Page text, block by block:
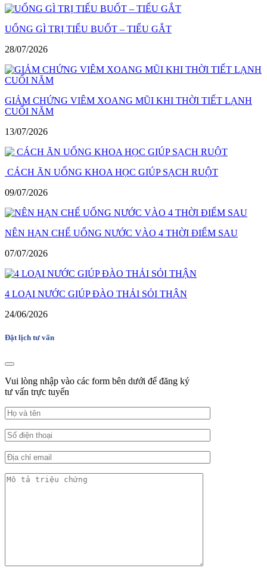
UỐNG GÌ TRỊ TIỂU BUỐT – TIỂU GẮT
28/07/2026
GIẢM CHỨNG VIÊM XOANG MŨI KHI THỜI TIẾT LẠNH
CUỐI NĂM
13/07/2026
CÁCH ĂN UỐNG KHOA HỌC GIÚP SẠCH RUỘT
09/07/2026
NÊN HẠN CHẾ UỐNG NƯỚC VÀO 4 THỜI ĐIỂM SAU
07/07/2026
4 LOẠI NƯỚC GIÚP ĐÀO THẢI SỎI THẬN
24/06/2026
Đặt lịch tư vấn
Vui lòng nhập vào các form bên dưới để đăng ký
tư vấn trực tuyến